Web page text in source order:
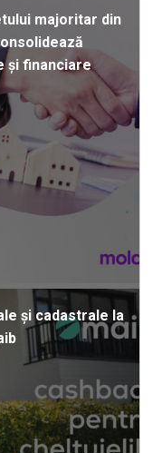
majoritar din
și financiare
și cadastrale la